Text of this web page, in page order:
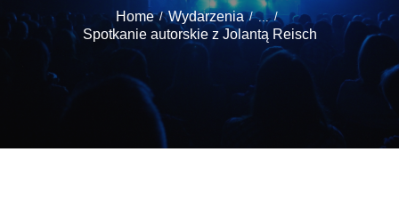
Home Wydarzenia ...
Spotkanie autorskie z Jolantą Reisch